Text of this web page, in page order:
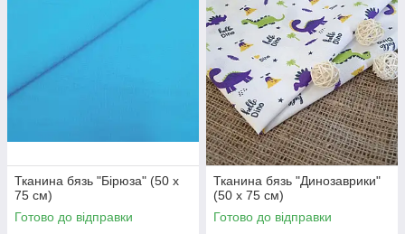
Тканина бязь "Бірюза" (50 х
75 см)
Готово до відправки
Тканина бязь "Динозаврики"
(50 х 75 см)
Готово до відправки